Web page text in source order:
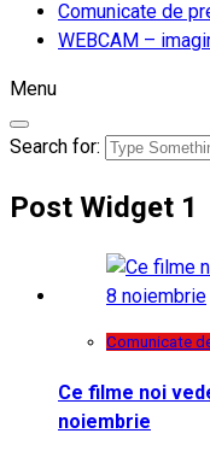
Comunicate de
WEBCAM –
Menu
Search for:
Post Widget 1
Comunicate
Ce filme noi
noiembrie